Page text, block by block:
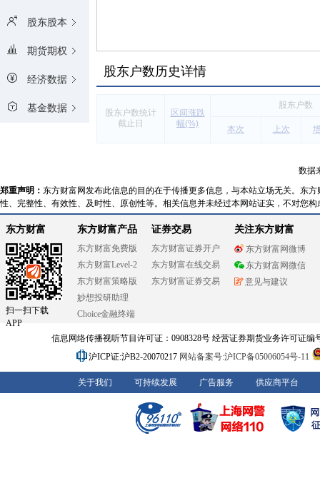
股东股本
期货期权
经济数据
基金数据
股东户数历史详情
股东户数统计
截止日
区间涨跌
幅(%)
股东户数
本次 上次
数据
郑重声明： 东方财富网发布此信息的目的在于传播更多信息，与本站立场无关。东
性、完整性、有效性、及时性、原创性等。相关信息并未经过本网站证实，不对您
东方财富
扫一扫下载
APP
东方财富产品
东方财富免费版
东方财富Level-2
东方财富策略版
妙想投研助理
Choice金融终端
证券交易
东方财富证券开户
东方财富在线交易
东方财富证券交易
关注东方财富
东方财富网微博
东方财富网微信
意见与建议
信息网络传播视听节目许可证：0908328号 经营证券期货业务许可证编
沪ICP证:沪B2-20070217 网站备案号:沪ICP备05006054号-11
关于我们 可持续发展 广告服务 供应商平台